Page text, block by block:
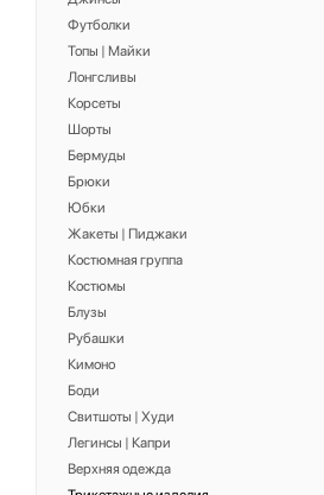
Футболки
Топы | Майки
Лонгсливы
Корсеты
Шорты
Бермуды
Брюки
Юбки
Жакеты | Пиджаки
Костюмная группа
Костюмы
Блузы
Рубашки
Кимоно
Боди
Свитшоты | Худи
Легинсы | Капри
Верхняя одежда